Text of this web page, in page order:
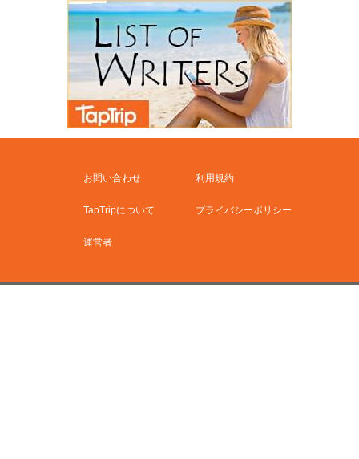
お問い合わせ 利用規約
TapTripについて プライバシーポリシー
運営者